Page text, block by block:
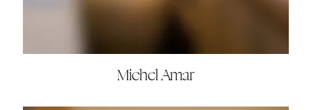
Michel Amar